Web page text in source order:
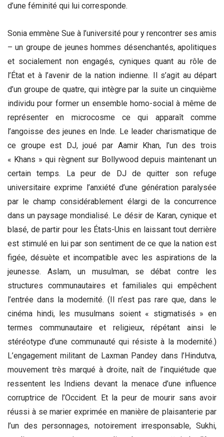
d’une féminité qui lui corresponde.
Sonia emmène Sue à l’université pour y rencontrer ses amis
– un groupe de jeunes hommes désenchantés, apolitiques
et socialement non engagés, cyniques quant au rôle de
l’État et à l’avenir de la nation indienne. Il s’agit au départ
d’un groupe de quatre, qui intègre par la suite un cinquième
individu pour former un ensemble homo-social à même de
représenter en microcosme ce qui apparaît comme
l’angoisse des jeunes en Inde. Le leader charismatique de
ce groupe est DJ, joué par Aamir Khan, l’un des trois
« Khans » qui règnent sur Bollywood depuis maintenant un
certain temps. La peur de DJ de quitter son refuge
universitaire exprime l’anxiété d’une génération paralysée
par le champ considérablement élargi de la concurrence
dans un paysage mondialisé. Le désir de Karan, cynique et
blasé, de partir pour les États-Unis en laissant tout derrière
est stimulé en lui par son sentiment de ce que la nation est
figée, désuète et incompatible avec les aspirations de la
jeunesse. Aslam, un musulman, se débat contre les
structures communautaires et familiales qui empêchent
l’entrée dans la modernité. (Il n’est pas rare que, dans le
cinéma hindi, les musulmans soient « stigmatisés » en
termes communautaire et religieux, répétant ainsi le
stéréotype d’une communauté qui résiste à la modernité.)
L’engagement militant de Laxman Pandey dans l’Hindutva,
mouvement très marqué à droite, naît de l’inquiétude que
ressentent les Indiens devant la menace d’une influence
corruptrice de l’Occident. Et la peur de mourir sans avoir
réussi à se marier exprimée en manière de plaisanterie par
l’un des personnages, notoirement irresponsable, Sukhi,